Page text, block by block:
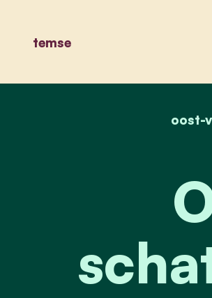
temse
oost-